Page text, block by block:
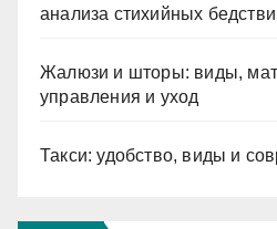
анализа стихийных
Жалюзи и шторы: виды,
управления и уход
Такси: удобство, виды и